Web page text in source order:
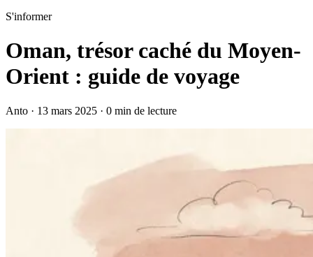
S'informer
Oman, trésor caché du Moyen-
Orient : guide de voyage
Anto · 13 mars 2025 · 0 min de lecture